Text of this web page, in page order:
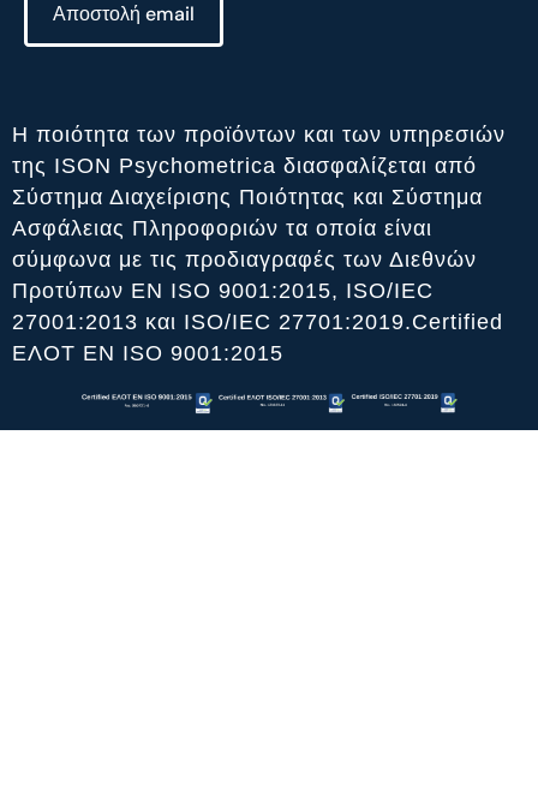
Αποστολή email
Η ποιότητα των προϊόντων και των υπηρεσιών
της ISON Psychometrica διασφαλίζεται από
Σύστημα Διαχείρισης Ποιότητας και Σύστημα
Ασφάλειας Πληροφοριών τα οποία είναι
σύμφωνα με τις προδιαγραφές των Διεθνών
Προτύπων ΕΝ ISO 9001:2015, ISO/IEC
27001:2013 και ISO/IEC 27701:2019.Certified
ΕΛΟΤ ΕΝ ISO 9001:2015